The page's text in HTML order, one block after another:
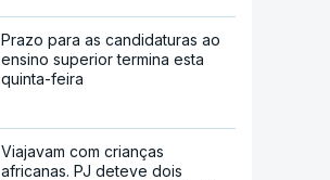
Prazo para as candidaturas ao
ensino superior termina esta
quinta-feira
Viajavam com crianças
africanas. PJ deteve dois